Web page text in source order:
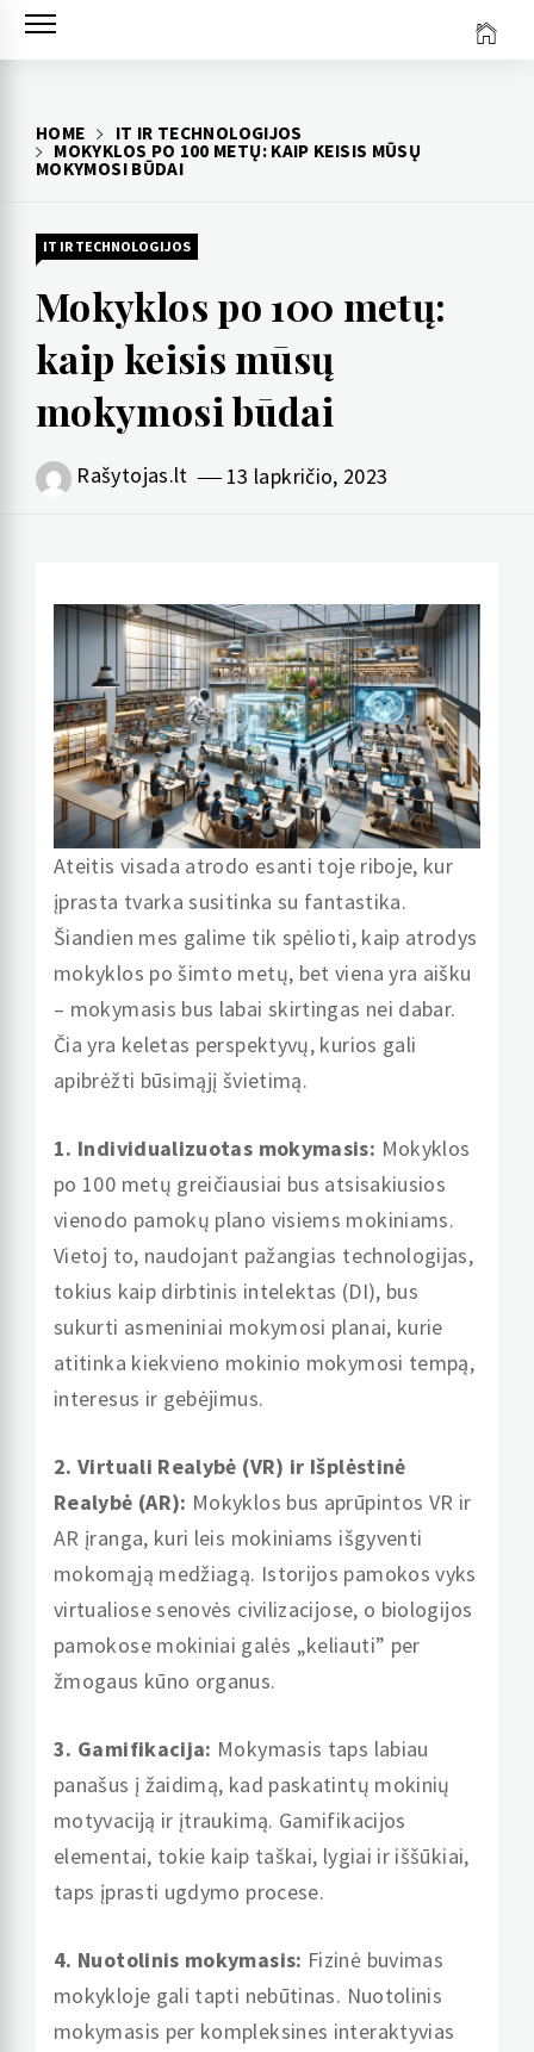
Skip
HOME
IT IR TECHNOLOGIJOS
MOKYKLOS PO 100 METŲ: KAIP KEISIS MŪSŲ
MOKYMOSI BŪDAI
IT IR TECHNOLOGIJOS
Mokyklos po 100 metų:
kaip keisis mūsų
mokymosi būdai
Rašytojas.lt 13 lapkričio, 2023
Ateitis visada atrodo esanti toje riboje, kur
įprasta tvarka susitinka su fantastika.
Šiandien mes galime tik spėlioti, kaip atrodys
mokyklos po šimto metų, bet viena yra aišku
– mokymasis bus labai skirtingas nei dabar.
Čia yra keletas perspektyvų, kurios gali
apibrėžti būsimąjį švietimą.
1. Individualizuotas mokymasis: Mokyklos
po 100 metų greičiausiai bus atsisakiusios
vienodo pamokų plano visiems mokiniams.
Vietoj to, naudojant pažangias technologijas,
tokius kaip dirbtinis intelektas (DI), bus
sukurti asmeniniai mokymosi planai, kurie
atitinka kiekvieno mokinio mokymosi tempą,
interesus ir gebėjimus.
2. Virtuali Realybė (VR) ir Išplėstinė
Realybė (AR): Mokyklos bus aprūpintos VR ir
AR įranga, kuri leis mokiniams išgyventi
mokomąją medžiagą. Istorijos pamokos vyks
virtualiose senovės civilizacijose, o biologijos
pamokose mokiniai galės „keliauti” per
žmogaus kūno organus.
3. Gamifikacija: Mokymasis taps labiau
panašus į žaidimą, kad paskatintų mokinių
motyvaciją ir įtraukimą. Gamifikacijos
elementai, tokie kaip taškai, lygiai ir iššūkiai,
taps įprasti ugdymo procese.
4. Nuotolinis mokymasis: Fizinė buvimas
mokykloje gali tapti nebūtinas. Nuotolinis
mokymasis per kompleksines interaktyvias